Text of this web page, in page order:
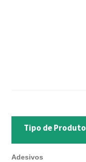
Tipo de Produto
Adesivos